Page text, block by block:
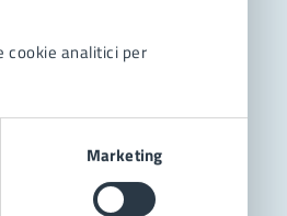
cookie analitici per
Marketing